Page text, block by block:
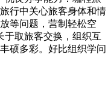
行中关心旅客身体和情
等问题，营制轻松空
于取旅客交换，组织互
硕多彩。好比组织学问